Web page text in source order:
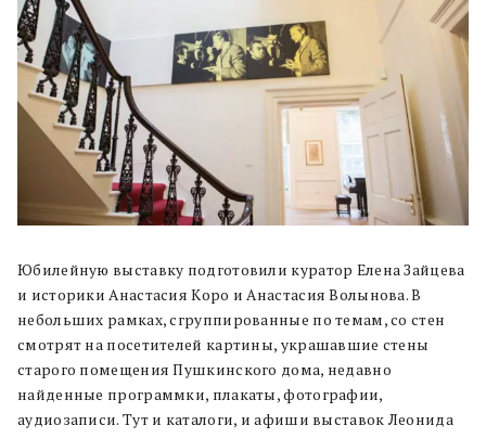
Юбилейную выставку подготовили куратор Елена Зайцева
и историки Анастасия Коро и Анастасия Волынова. В
небольших рамках, сгруппированные по темам, со стен
смотрят на посетителей картины, украшавшие стены
старого помещения Пушкинского дома, недавно
найденные программки, плакаты, фотографии,
аудиозаписи. Тут и каталоги, и афиши выставок Леонида